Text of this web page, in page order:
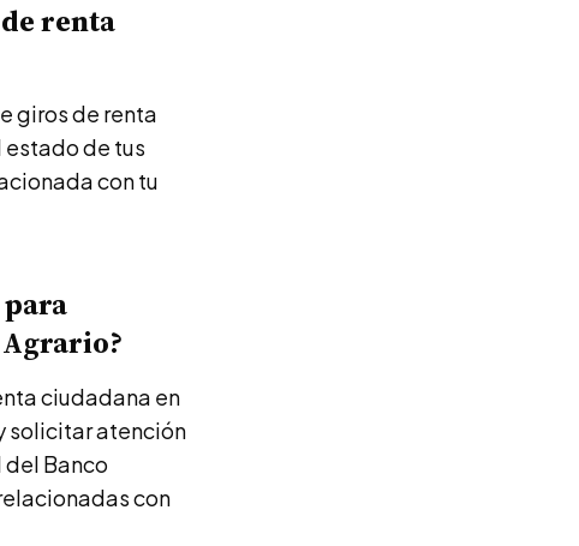
renta
giros de renta
estado de tus
con tu
ciudadana en
solicitar atención
Banco
con